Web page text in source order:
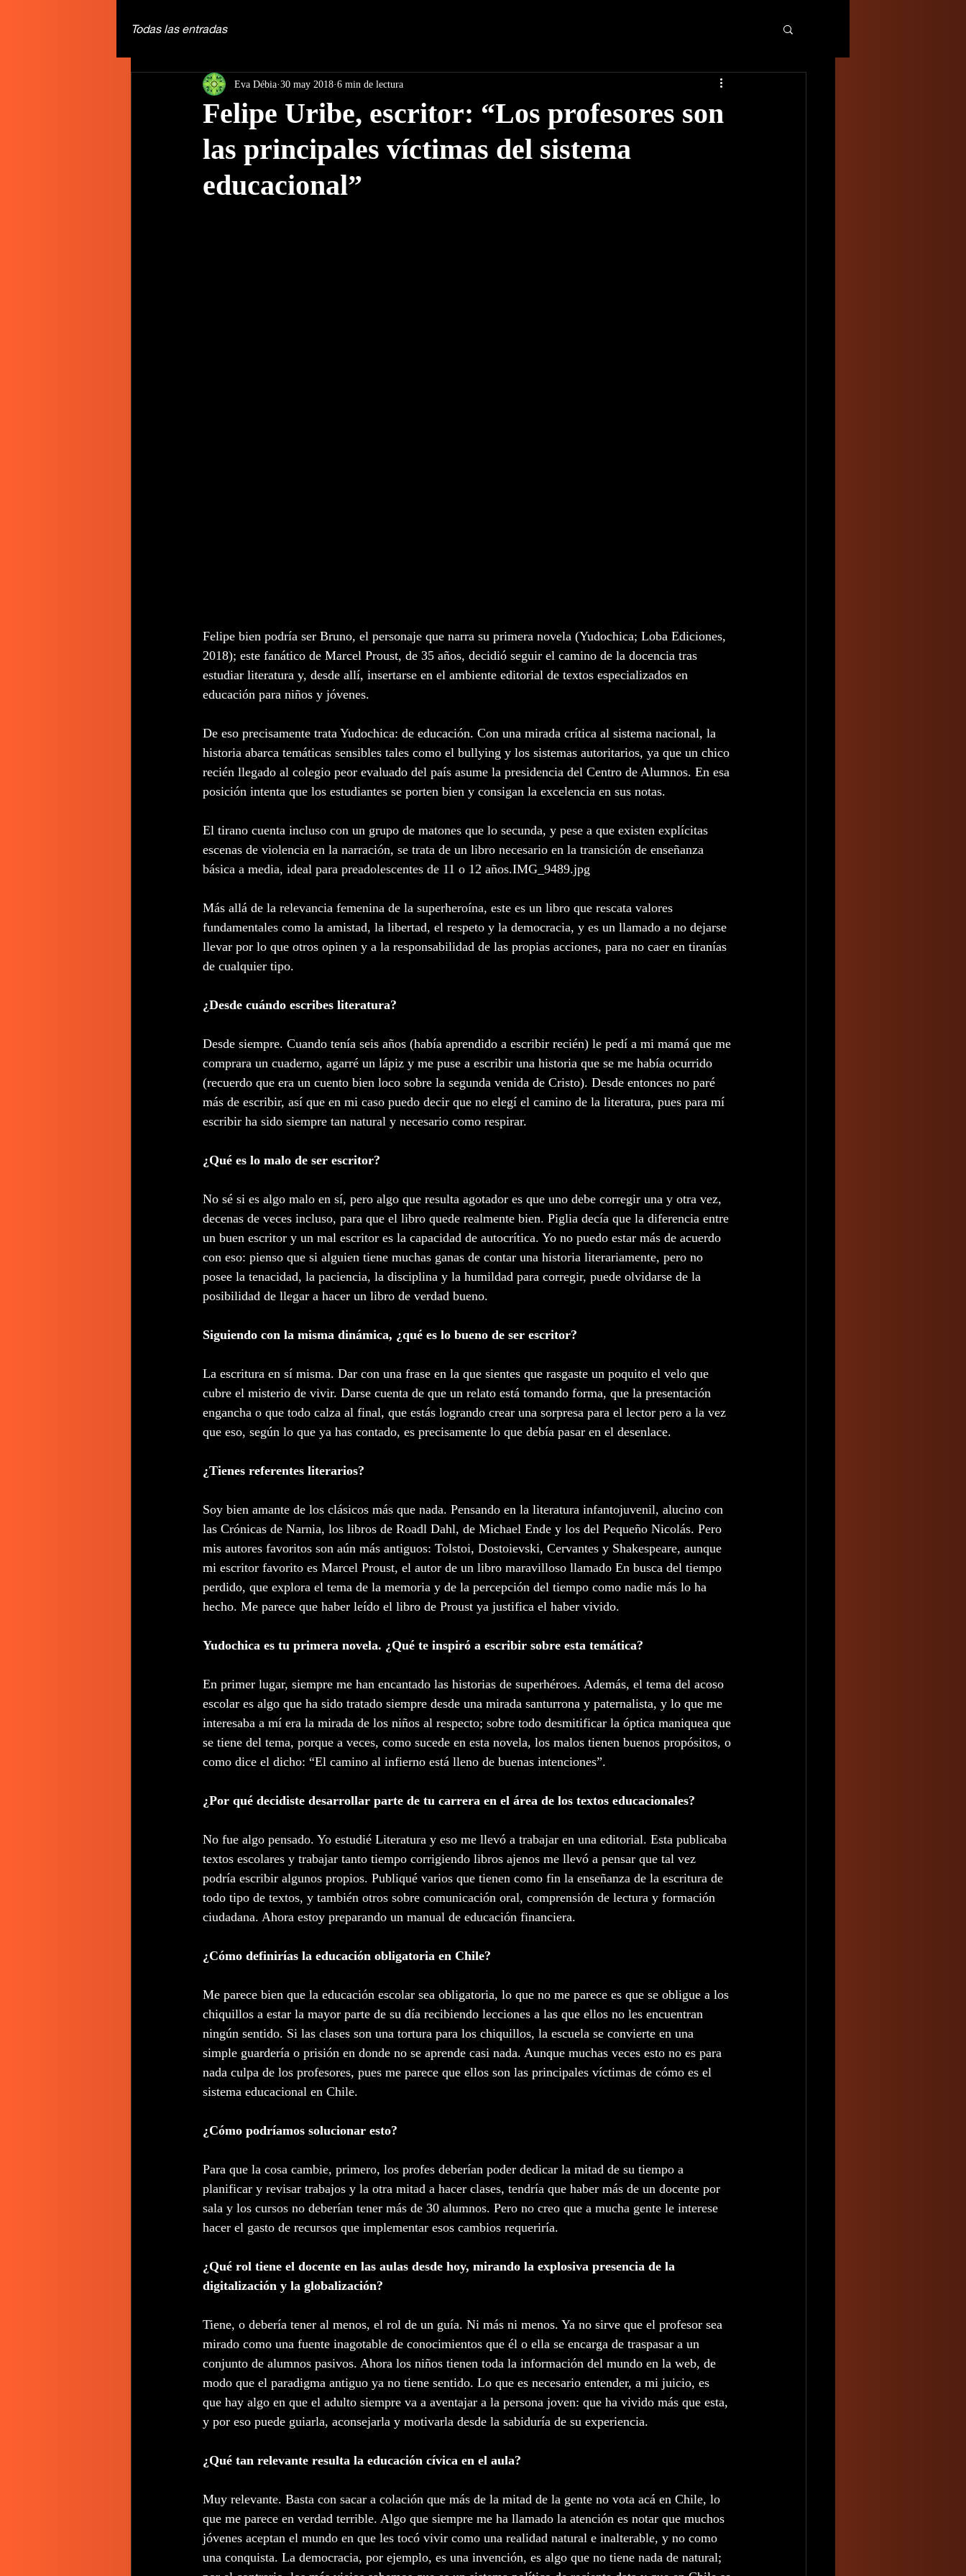
Todas las entradas
Felipe Uribe, escritor: “Los profesores son
las principales víctimas del sistema
educacional”
Eva Débia 30 may 2018 6 min de lectura
Felipe bien podría ser Bruno, el personaje que narra su primera novela (Yudochica; Loba Ediciones,
2018); este fanático de Marcel Proust, de 35 años, decidió seguir el camino de la docencia tras
estudiar literatura y, desde allí, insertarse en el ambiente editorial de textos especializados en
educación para niños y jóvenes.
De eso precisamente trata Yudochica: de educación. Con una mirada crítica al sistema nacional, la
historia abarca temáticas sensibles tales como el bullying y los sistemas autoritarios, ya que un chico
recién llegado al colegio peor evaluado del país asume la presidencia del Centro de Alumnos. En esa
posición intenta que los estudiantes se porten bien y consigan la excelencia en sus notas.
El tirano cuenta incluso con un grupo de matones que lo secunda, y pese a que existen explícitas
escenas de violencia en la narración, se trata de un libro necesario en la transición de enseñanza
básica a media, ideal para preadolescentes de 11 o 12 años.IMG_9489.jpg
Más allá de la relevancia femenina de la superheroína, este es un libro que rescata valores
fundamentales como la amistad, la libertad, el respeto y la democracia, y es un llamado a no dejarse
llevar por lo que otros opinen y a la responsabilidad de las propias acciones, para no caer en tiranías
de cualquier tipo.
¿Desde cuándo escribes literatura?
Desde siempre. Cuando tenía seis años (había aprendido a escribir recién) le pedí a mi mamá que me
comprara un cuaderno, agarré un lápiz y me puse a escribir una historia que se me había ocurrido
(recuerdo que era un cuento bien loco sobre la segunda venida de Cristo). Desde entonces no paré
más de escribir, así que en mi caso puedo decir que no elegí el camino de la literatura, pues para mí
escribir ha sido siempre tan natural y necesario como respirar.
¿Qué es lo malo de ser escritor?
No sé si es algo malo en sí, pero algo que resulta agotador es que uno debe corregir una y otra vez,
decenas de veces incluso, para que el libro quede realmente bien. Piglia decía que la diferencia entre
un buen escritor y un mal escritor es la capacidad de autocrítica. Yo no puedo estar más de acuerdo
con eso: pienso que si alguien tiene muchas ganas de contar una historia literariamente, pero no
posee la tenacidad, la paciencia, la disciplina y la humildad para corregir, puede olvidarse de la
posibilidad de llegar a hacer un libro de verdad bueno.
Siguiendo con la misma dinámica, ¿qué es lo bueno de ser escritor?
La escritura en sí misma. Dar con una frase en la que sientes que rasgaste un poquito el velo que
cubre el misterio de vivir. Darse cuenta de que un relato está tomando forma, que la presentación
engancha o que todo calza al final, que estás logrando crear una sorpresa para el lector pero a la vez
que eso, según lo que ya has contado, es precisamente lo que debía pasar en el desenlace.
¿Tienes referentes literarios?
Soy bien amante de los clásicos más que nada. Pensando en la literatura infantojuvenil, alucino con
las Crónicas de Narnia, los libros de Roadl Dahl, de Michael Ende y los del Pequeño Nicolás. Pero
mis autores favoritos son aún más antiguos: Tolstoi, Dostoievski, Cervantes y Shakespeare, aunque
mi escritor favorito es Marcel Proust, el autor de un libro maravilloso llamado En busca del tiempo
perdido, que explora el tema de la memoria y de la percepción del tiempo como nadie más lo ha
hecho. Me parece que haber leído el libro de Proust ya justifica el haber vivido.
Yudochica es tu primera novela. ¿Qué te inspiró a escribir sobre esta temática?
En primer lugar, siempre me han encantado las historias de superhéroes. Además, el tema del acoso
escolar es algo que ha sido tratado siempre desde una mirada santurrona y paternalista, y lo que me
interesaba a mí era la mirada de los niños al respecto; sobre todo desmitificar la óptica maniquea que
se tiene del tema, porque a veces, como sucede en esta novela, los malos tienen buenos propósitos, o
como dice el dicho: “El camino al infierno está lleno de buenas intenciones”.
¿Por qué decidiste desarrollar parte de tu carrera en el área de los textos educacionales?
No fue algo pensado. Yo estudié Literatura y eso me llevó a trabajar en una editorial. Esta publicaba
textos escolares y trabajar tanto tiempo corrigiendo libros ajenos me llevó a pensar que tal vez
podría escribir algunos propios. Publiqué varios que tienen como fin la enseñanza de la escritura de
todo tipo de textos, y también otros sobre comunicación oral, comprensión de lectura y formación
ciudadana. Ahora estoy preparando un manual de educación financiera.
¿Cómo definirías la educación obligatoria en Chile?
Me parece bien que la educación escolar sea obligatoria, lo que no me parece es que se obligue a los
chiquillos a estar la mayor parte de su día recibiendo lecciones a las que ellos no les encuentran
ningún sentido. Si las clases son una tortura para los chiquillos, la escuela se convierte en una
simple guardería o prisión en donde no se aprende casi nada. Aunque muchas veces esto no es para
nada culpa de los profesores, pues me parece que ellos son las principales víctimas de cómo es el
sistema educacional en Chile.
¿Cómo podríamos solucionar esto?
Para que la cosa cambie, primero, los profes deberían poder dedicar la mitad de su tiempo a
planificar y revisar trabajos y la otra mitad a hacer clases, tendría que haber más de un docente por
sala y los cursos no deberían tener más de 30 alumnos. Pero no creo que a mucha gente le interese
hacer el gasto de recursos que implementar esos cambios requeriría.
¿Qué rol tiene el docente en las aulas desde hoy, mirando la explosiva presencia de la
digitalización y la globalización?
Tiene, o debería tener al menos, el rol de un guía. Ni más ni menos. Ya no sirve que el profesor sea
mirado como una fuente inagotable de conocimientos que él o ella se encarga de traspasar a un
conjunto de alumnos pasivos. Ahora los niños tienen toda la información del mundo en la web, de
modo que el paradigma antiguo ya no tiene sentido. Lo que es necesario entender, a mi juicio, es
que hay algo en que el adulto siempre va a aventajar a la persona joven: que ha vivido más que esta,
y por eso puede guiarla, aconsejarla y motivarla desde la sabiduría de su experiencia.
¿Qué tan relevante resulta la educación cívica en el aula?
Muy relevante. Basta con sacar a colación que más de la mitad de la gente no vota acá en Chile, lo
que me parece en verdad terrible. Algo que siempre me ha llamado la atención es notar que muchos
jóvenes aceptan el mundo en que les tocó vivir como una realidad natural e inalterable, y no como
una conquista. La democracia, por ejemplo, es una invención, es algo que no tiene nada de natural;